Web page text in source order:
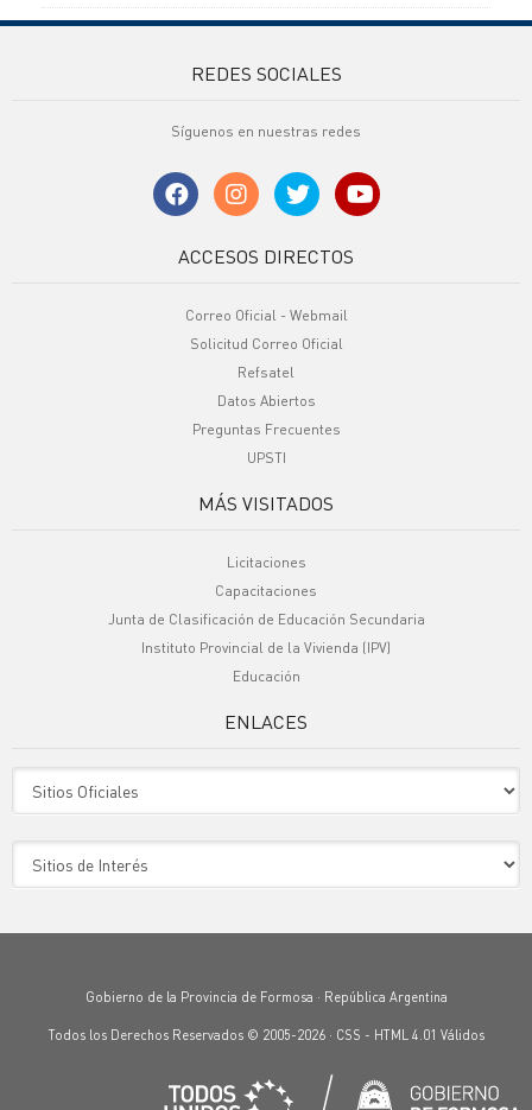
REDES SOCIALES
Síguenos en nuestras redes
ACCESOS DIRECTOS
Correo Oficial - Webmail
Solicitud Correo Oficial
Refsatel
Datos Abiertos
Preguntas Frecuentes
UPSTI
MÁS VISITADOS
Licitaciones
Capacitaciones
Junta de Clasificación de Educación Secundaria
Instituto Provincial de la Vivienda (IPV)
Educación
ENLACES
Gobierno de la Provincia de Formosa · República Argentina
Todos los Derechos Reservados © 2005-2026 · CSS - HTML 4.01 Válidos